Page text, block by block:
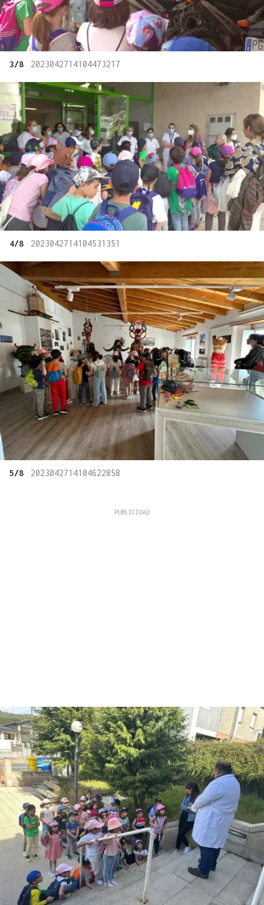
3/8 2023042714104473217
4/8 2023042714104531351
5/8 2023042714104622858